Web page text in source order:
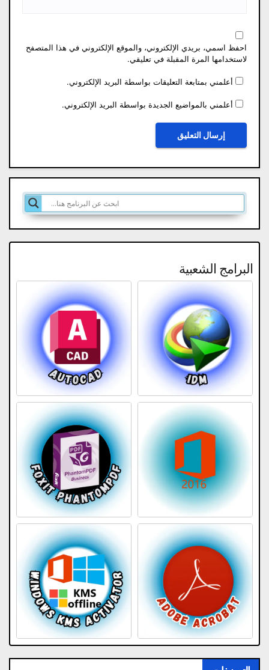
احفظ اسمي، بريدي الإلكتروني، والموقع الإلكتروني في هذا المتصفح
لاستخدامها المرة المقبلة في تعليقي.
أعلمني بمتابعة التعليقات بواسطة البريد الإلكتروني.
أعلمني بالمواضيع الجديدة بواسطة البريد الإلكتروني.
البرامج الشعبية